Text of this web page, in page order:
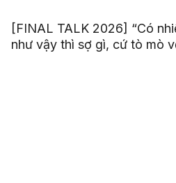
[FINAL TALK 2026] “Có
như vậy thì sợ gì, cứ tò mò